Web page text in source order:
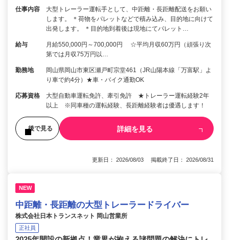
仕事内容
大型トレーラー運転手として、中距離・長距離配送をお願い
します。 ＊荷物をパレットなどで積み込み、目的地に向けて
出発します。 ＊目的地到着後は現地にてパレット…
給与
月給550,000円～700,000円 ☆平均月収60万円（頑張り次
第では月収75万円以…
勤務地
岡山県岡山市東区瀬戸町宗堂461（JR山陽本線「万富駅」よ
り車で約4分）★車・バイク通勤OK
応募資格
大型自動車運転免許、牽引免許 ★トレーラー運転経験2年
以上 ※同車種の運転経験、長距離経験者は優遇します！
後で見る 詳細を見る
更新日： 2026/08/03 掲載終了日： 2026/08/31
NEW
中距離・長距離の大型トレーラードライバー
株式会社日本トランスネット 岡山営業所
正社員